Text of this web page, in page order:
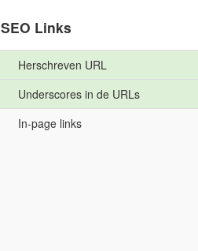
SEO Links
Herschreven URL
Underscores in de URLs
In-page links